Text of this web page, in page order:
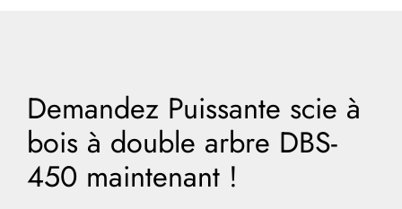
Demandez Puissante scie à
bois à double arbre DBS-
450 maintenant !